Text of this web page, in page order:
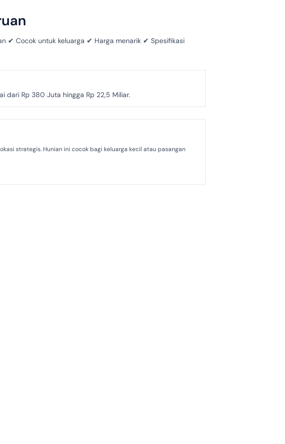
✔ Cocok untuk keluarga ✔ Harga menarik ✔ Spesifikasi
dari Rp 380 Juta hingga Rp 22,5 Miliar.
strategis. Hunian ini cocok bagi keluarga kecil atau pasangan